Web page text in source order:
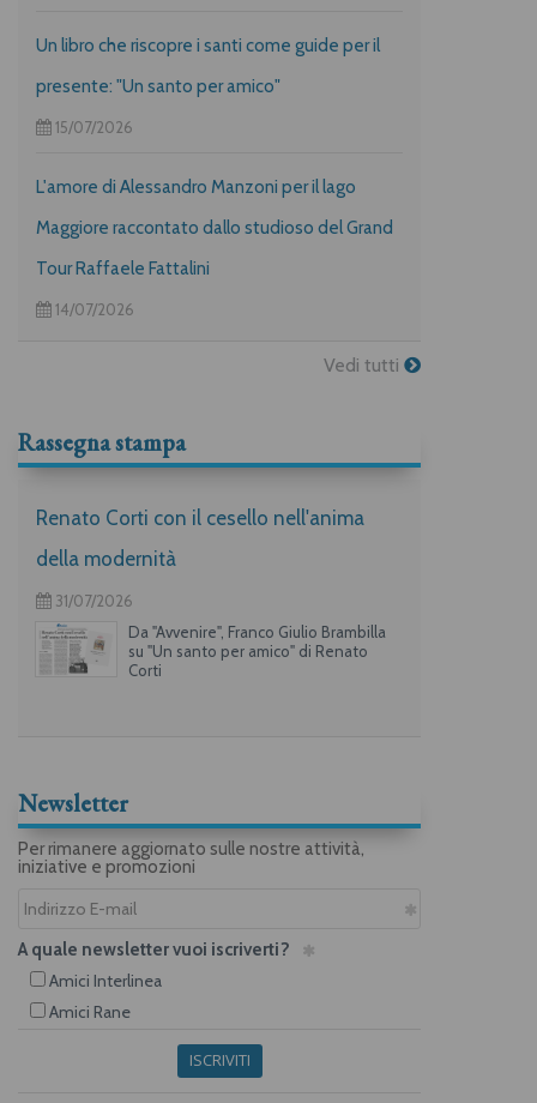
Un libro che riscopre i santi come guide per il
presente: "Un santo per amico"
15/07/2026
L'amore di Alessandro Manzoni per il lago
Maggiore raccontato dallo studioso del Grand
Tour Raffaele Fattalini
14/07/2026
Vedi tutti
Rassegna stampa
Renato Corti con il cesello nell'anima
della modernità
31/07/2026
Da "Avvenire", Franco Giulio Brambilla
su "Un santo per amico" di Renato
Corti
Newsletter
Per rimanere aggiornato sulle nostre attività,
iniziative e promozioni
A quale newsletter vuoi iscriverti?
Amici Interlinea
Amici Rane
ISCRIVITI